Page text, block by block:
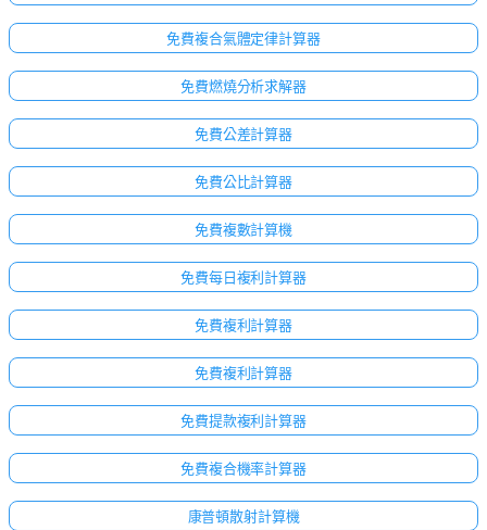
免費複合氣體定律計算器
免費燃燒分析求解器
免費公差計算器
免費公比計算器
免費複數計算機
免費每日複利計算器
免費複利計算器
免費複利計算器
免費提款複利計算器
免費複合機率計算器
康普頓散射計算機